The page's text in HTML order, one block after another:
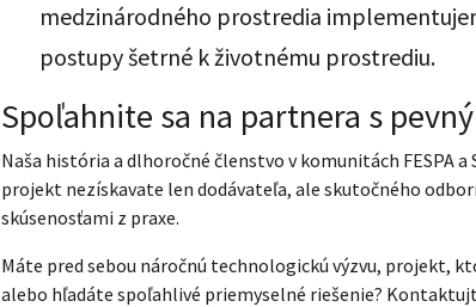
medzinárodného prostredia
postupy šetrné k životnému prostrediu.
Spoľahnite sa na partnera s
Naša história a dlhoročné členstvo v komunitách FESPA a
projekt nezískavate len dodávateľa, ale skutočného
skúsenosťami z praxe.
Máte pred sebou náročnú technologickú výzvu, projekt,
alebo hľadáte spoľahlivé priemyselné riešenie?